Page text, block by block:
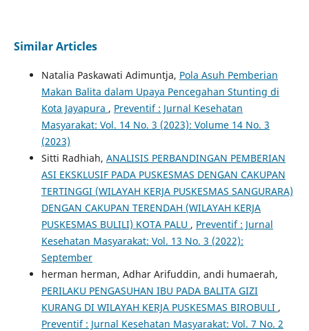
Similar Articles
Natalia Paskawati Adimuntja, Pola Asuh Pemberian
Makan Balita dalam Upaya Pencegahan Stunting di
Kota Jayapura , Preventif : Jurnal Kesehatan
Masyarakat: Vol. 14 No. 3 (2023): Volume 14 No. 3
(2023)
Sitti Radhiah, ANALISIS PERBANDINGAN PEMBERIAN
ASI EKSKLUSIF PADA PUSKESMAS DENGAN CAKUPAN
TERTINGGI (WILAYAH KERJA PUSKESMAS SANGURARA)
DENGAN CAKUPAN TERENDAH (WILAYAH KERJA
PUSKESMAS BULILI) KOTA PALU , Preventif : Jurnal
Kesehatan Masyarakat: Vol. 13 No. 3 (2022):
September
herman herman, Adhar Arifuddin, andi humaerah,
PERILAKU PENGASUHAN IBU PADA BALITA GIZI
KURANG DI WILAYAH KERJA PUSKESMAS BIROBULI ,
Preventif : Jurnal Kesehatan Masyarakat: Vol. 7 No. 2